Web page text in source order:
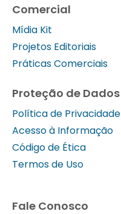
Comercial
Mídia Kit
Projetos Editoriais
Práticas Comerciais
Proteção de Dados
Política de Privacidade
Acesso à Informação
Código de Ética
Termos de Uso
Fale Conosco